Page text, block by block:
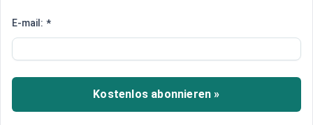
Europas Wachstumslokomotive:
Star wird
Wachstums-Star Spanien: Während
Deutschlands Wirtschaft stagniert, erlebt
E-mail: *
Kostenlos abonnieren »